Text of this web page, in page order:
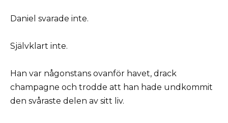
Daniel svarade inte.
Självklart inte.
Han var någonstans ovanför havet, drack
champagne och trodde att han hade undkommit
den svåraste delen av sitt liv.